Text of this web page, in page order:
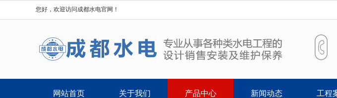
您好，欢迎访问成都水电官网！
网站首页 关于我们 产品中心 新闻动态 工程